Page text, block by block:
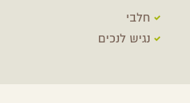
חלבי
נגיש לנכים